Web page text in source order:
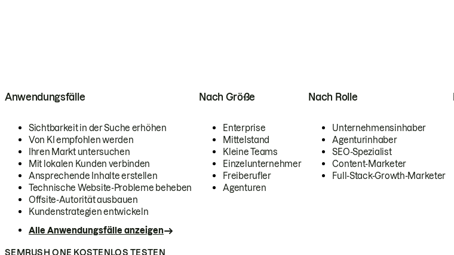
Anwendungsfälle
Sichtbarkeit in der Suche erhöhen
Von KI empfohlen werden
Ihren Markt untersuchen
Mit lokalen Kunden verbinden
Ansprechende Inhalte erstellen
Technische Website-Probleme beheben
Offsite-Autorität ausbauen
Kundenstrategien entwickeln
Alle Anwendungsfälle anzeigen
Nach Größe
Enterprise
Mittelstand
Kleine Teams
Einzelunternehmer
Freiberufler
Agenturen
Nach Rolle
Unternehmensinhaber
Agenturinhaber
SEO-Spezialist
Content-Marketer
Full-Stack-Growth-Marketer
SEMRUSH ONE KOSTENLOS TESTEN